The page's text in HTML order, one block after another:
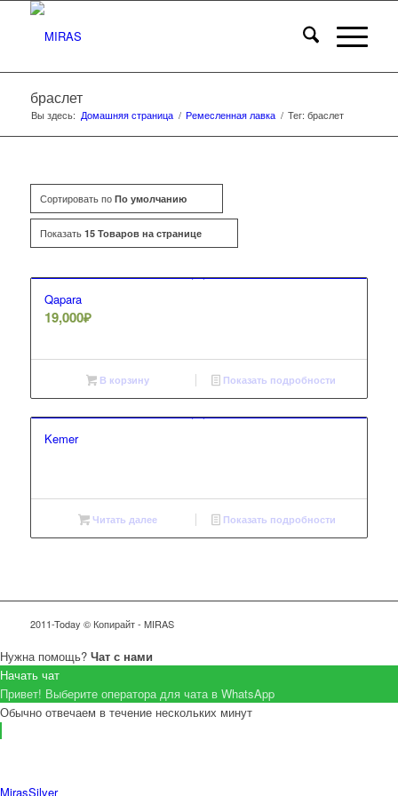
браслет
Вы здесь: Домашняя страница / Ремесленная лавка / Тег: браслет
Сортировать по По умолчанию
Показать 15 Товаров на странице
Qapara
19,000₽
В корзину Показать подробности
Kemer
Читать далее Показать подробности
2011-Today © Копирайт - MIRAS
Нужна помощь? Чат с нами
Начать чат
Привет! Выберите оператора для чата в WhatsApp
Обычно отвечаем в течение нескольких минут
MirasSilver